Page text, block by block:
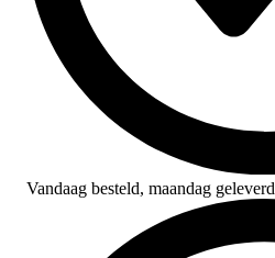
Vandaag besteld, maandag geleverd